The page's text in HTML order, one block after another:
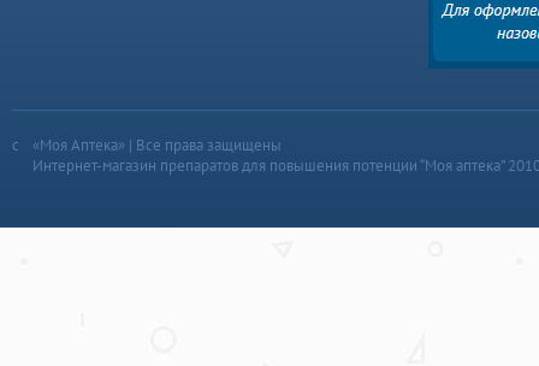
«Моя Аптека» | Все права защищены
Интернет-магазин препаратов для повышения потенции “Моя аптека”